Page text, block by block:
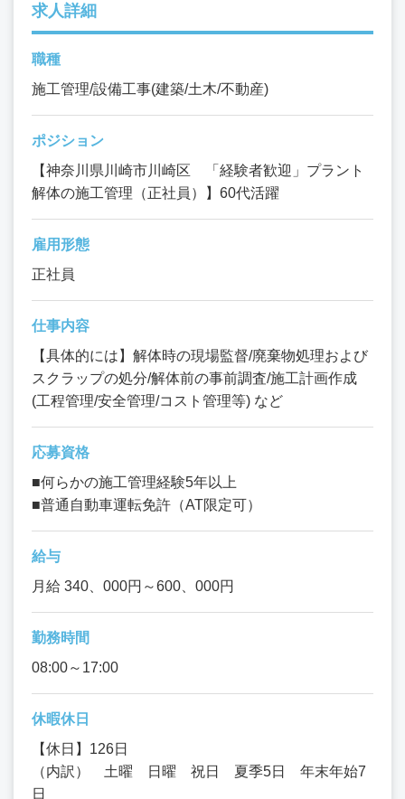
求人詳細
職種
施工管理/設備工事(建築/土木/不動産)
ポジション
【神奈川県川崎市川崎区 「経験者歓迎」プラント
解体の施工管理（正社員）】60代活躍
雇用形態
正社員
仕事内容
【具体的には】解体時の現場監督/廃棄物処理および
スクラップの処分/解体前の事前調査/施工計画作成
(工程管理/安全管理/コスト管理等) など
応募資格
■何らかの施工管理経験5年以上
■普通自動車運転免許（AT限定可）
給与
月給 340、000円～600、000円
勤務時間
08:00～17:00
休暇休日
【休日】126日
（内訳） 土曜 日曜 祝日 夏季5日 年末年始7
日